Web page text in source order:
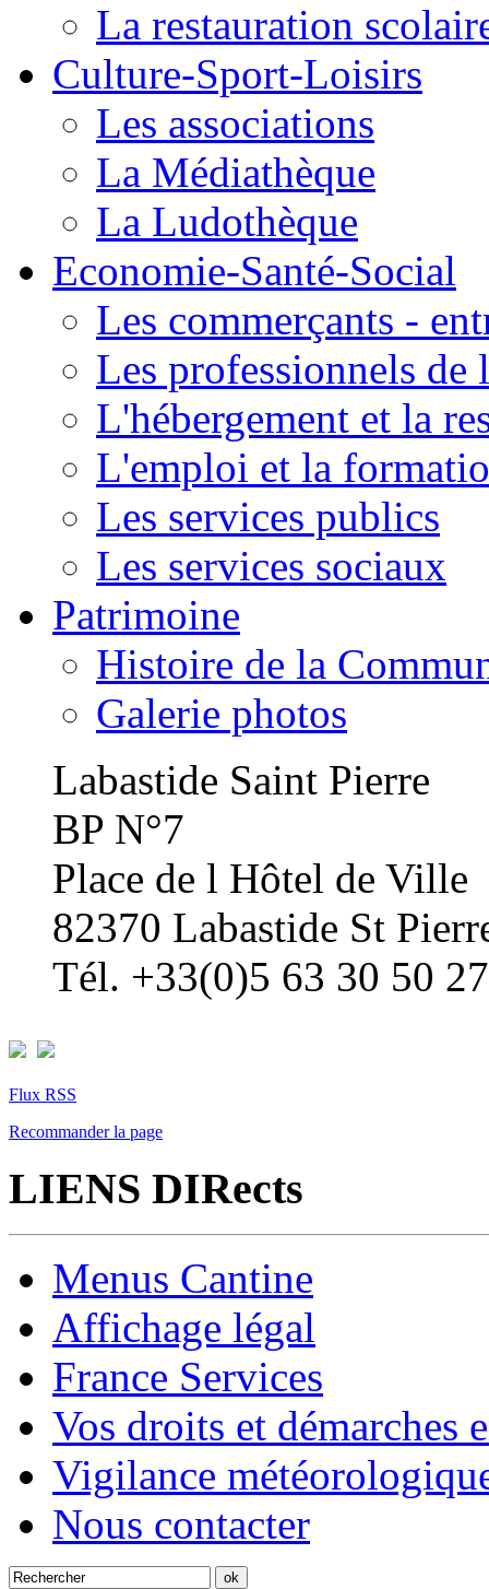
La restauration
Culture-Sport-Loisirs
Les associations
La Médiathèque
La Ludothèque
Economie-Santé-Social
Les commerçants -
Les professionnels de
L'hébergement et la
L'emploi et la
Les services publics
Les services sociaux
Patrimoine
Histoire de la
Galerie photos
Labastide Saint Pierre
BP N°7
Place de l Hôtel de Ville
82370 Labastide St
Tél. +33(0)5 63 30 50 27
Flux RSS
Recommander la page
LIENS DIRects
Menus Cantine
Affichage légal
France Services
Vos droits et démarches
Vigilance
Nous contacter